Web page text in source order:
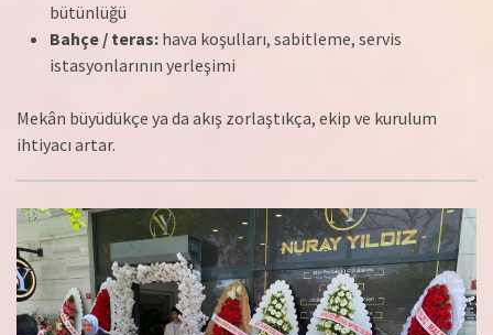
bütünlüğü
Bahçe / teras: hava koşulları, sabitleme, servis
istasyonlarının yerleşimi
Mekân büyüdükçe ya da akış zorlaştıkça, ekip ve kurulum
ihtiyacı artar.